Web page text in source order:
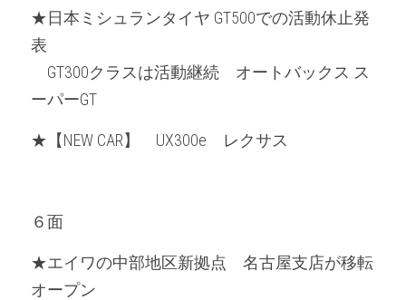
★日本ミシュランタイヤ GT500での活動休止発
表
GT300クラスは活動継続　オートバックス ス
ーパーGT
★【NEW CAR】　UX300e　レクサス
６面
★エイワの中部地区新拠点　名古屋支店が移転
オープン